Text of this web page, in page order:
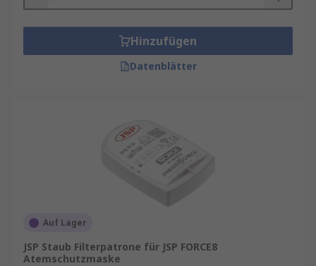
Hinzufügen
Datenblätter
Auf Lager
JSP Staub Filterpatrone für JSP FORCE8
Atemschutzmaske